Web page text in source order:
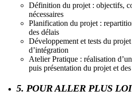
Définition du projet : objectifs,
nécessaires
Planification du projet :
des délais
Développement et tests du
d’intégration
Atelier Pratique : réalisation
puis présentation du projet et
5. POUR ALLER PLUS